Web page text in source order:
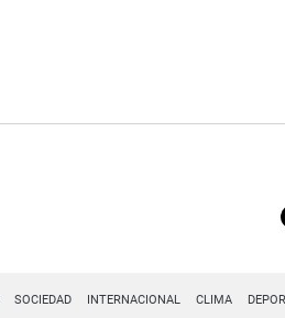
SOCIEDAD INTERNACIONAL CLIMA